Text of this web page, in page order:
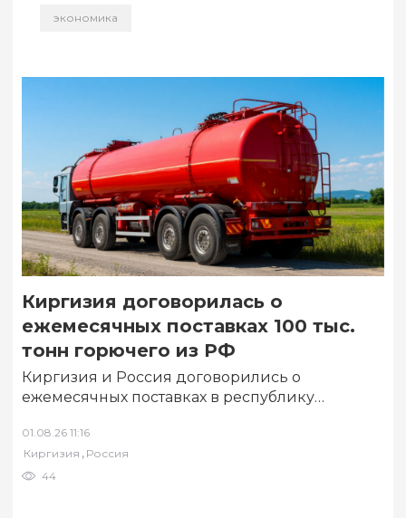
экономика
Киргизия договорилась о
ежемесячных поставках 100 тыс.
тонн горючего из РФ
Киргизия и Россия договорились о
ежемесячных поставках в республику
(ГСМ) в объеме 100 тыс. тонн. Об…
01.08.26 11:16
Киргизия , Россия
44